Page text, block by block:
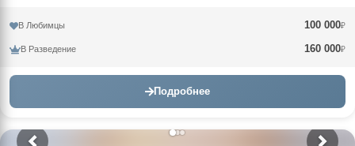
В Любимцы 100 000₽
В Разведение 160 000₽
Подробнее